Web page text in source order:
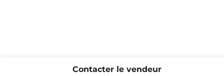
Contacter le vendeur